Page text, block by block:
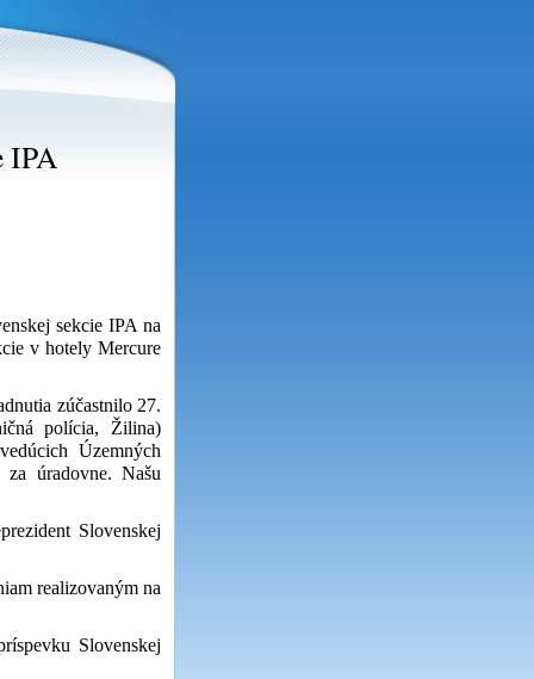
IPA
sekcie IPA na
v hotely Mercure
zúčastnilo 27.
polícia, Žilina)
Územných
úradovne. Našu
Slovenskej
realizovaným na
Slovenskej